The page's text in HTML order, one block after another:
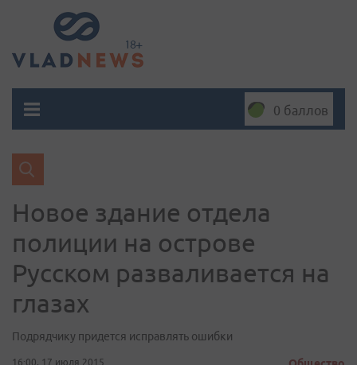
0 баллов
Новое здание отдела
полиции на острове
Русском разваливается на
глазах
Подрядчику придется исправлять ошибки
16:00, 17 июля 2015